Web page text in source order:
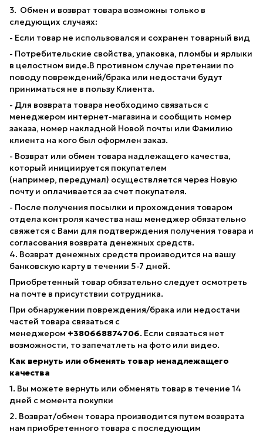
3. Обмен и возврат товара возможны только в
следующих случаях:
- Если товар не использовался и сохранен товарный вид
- Потребительские свойства, упаковка, пломбы и ярлыки
в целостном виде.В противном случае претензии по
поводу повреждений/брака или недостачи будут
приниматься не в пользу Клиента.
- Для возврата товара необходимо связаться с
менеджером интернет-магазина и сообщить номер
заказа, номер накладной Новой почты или Фамилию
клиента на кого был оформлен заказ.
- Возврат или обмен товара надлежащего качества,
который инициируется покупателем
(например, передумал) осуществляется через Новую
почту и оплачивается за счет покупателя.
- После получения посылки и прохождения товаром
отдела контроля качества наш менеджер обязательно
свяжется с Вами для подтверждения получения товара и
согласования возврата денежных средств.
4. Возврат денежных средств производится на вашу
банковскую карту в течении 5-7 дней.
Приобретенный товар обязательно следует осмотреть
на почте в присутствии сотрудника.
При обнаружении повреждения/брака или недостачи
частей товара связаться с
менеджером +380668874706. Если связаться нет
возможности, то запечатлеть на фото или видео.
Как вернуть или обменять товар ненадлежащего
качества
1. Вы можете вернуть или обменять товар в течение 14
дней с момента покупки
2. Возврат/обмен товара производится путем возврата
нам приобретенного товара с последующим